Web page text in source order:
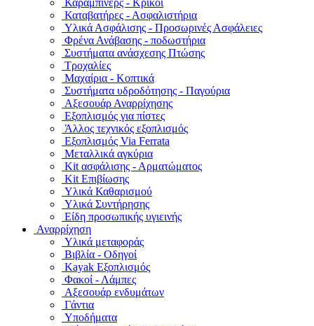
Καραμπίνερς - Κρίκοι
Καταβατήρες - Ασφαλιστήρια
Υλικά Ασφάλισης - Προσωρινές Ασφάλειες
Φρένα Ανάβασης - ποδωστήρια
Συστήματα ανάσχεσης Πτώσης
Τροχαλίες
Μαχαίρια - Κοπτικά
Συστήματα υδροδότησης - Παγούρια
Αξεσουάρ Αναρρίχησης
Εξοπλισμός για πίστες
Άλλος τεχνικός εξοπλισμός
Εξοπλισμός Via Ferrata
Μεταλλικά αγκύρια
Kit ασφάλισης - Αρματώματος
Kit Επιβίωσης
Υλικά Καθαρισμού
Υλικά Συντήρησης
Είδη προσωπικής υγιεινής
Αναρρίχηση
Υλικά μεταφοράς
Βιβλία - Οδηγοί
Kayak Εξοπλισμός
Φακοί - Λάμπες
Αξεσουάρ ενδυμάτων
Γάντια
Υποδήματα